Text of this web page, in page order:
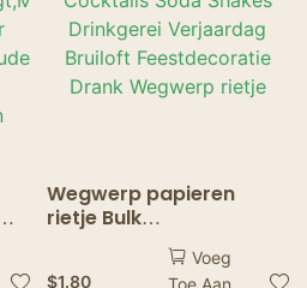
Wegwerp papieren
rietje Bulk
drankartikelen Cocktails
Soda Shakes Drinkgerei
$1.80
Voeg
Toe Aan